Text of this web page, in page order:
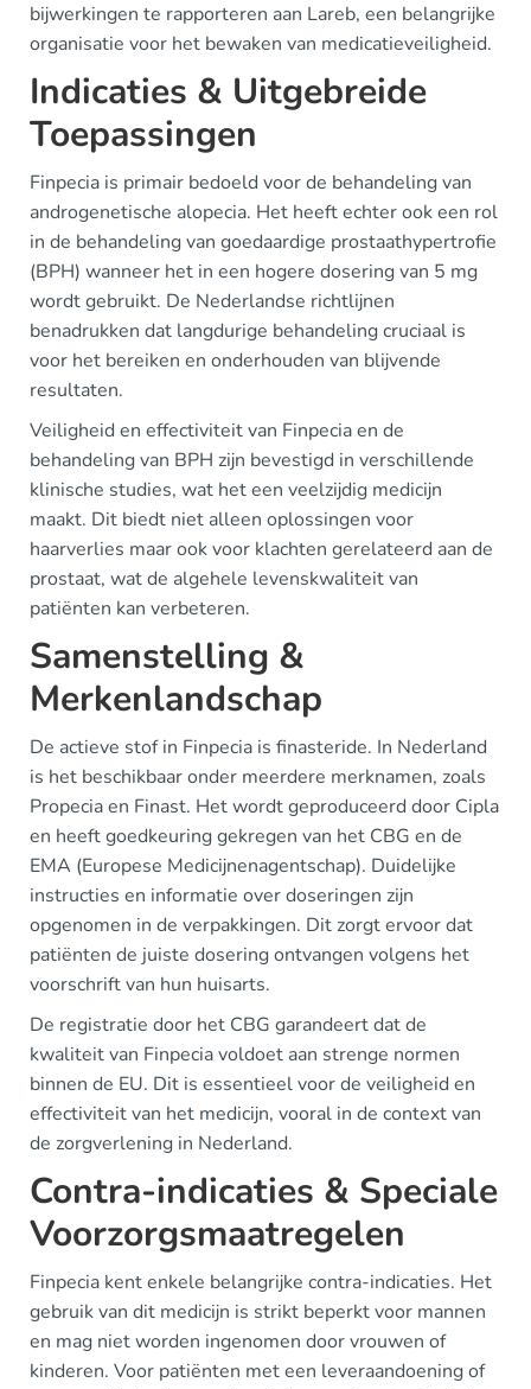
bijwerkingen te rapporteren aan Lareb, een belangrijke
organisatie voor het bewaken van medicatieveiligheid.
Indicaties & Uitgebreide
Toepassingen
Finpecia is primair bedoeld voor de behandeling van
androgenetische alopecia. Het heeft echter ook een rol
in de behandeling van goedaardige prostaathypertrofie
(BPH) wanneer het in een hogere dosering van 5 mg
wordt gebruikt. De Nederlandse richtlijnen
benadrukken dat langdurige behandeling cruciaal is
voor het bereiken en onderhouden van blijvende
resultaten.
Veiligheid en effectiviteit van Finpecia en de
behandeling van BPH zijn bevestigd in verschillende
klinische studies, wat het een veelzijdig medicijn
maakt. Dit biedt niet alleen oplossingen voor
haarverlies maar ook voor klachten gerelateerd aan de
prostaat, wat de algehele levenskwaliteit van
patiënten kan verbeteren.
Samenstelling &
Merkenlandschap
De actieve stof in Finpecia is finasteride. In Nederland
is het beschikbaar onder meerdere merknamen, zoals
Propecia en Finast. Het wordt geproduceerd door Cipla
en heeft goedkeuring gekregen van het CBG en de
EMA (Europese Medicijnenagentschap). Duidelijke
instructies en informatie over doseringen zijn
opgenomen in de verpakkingen. Dit zorgt ervoor dat
patiënten de juiste dosering ontvangen volgens het
voorschrift van hun huisarts.
De registratie door het CBG garandeert dat de
kwaliteit van Finpecia voldoet aan strenge normen
binnen de EU. Dit is essentieel voor de veiligheid en
effectiviteit van het medicijn, vooral in de context van
de zorgverlening in Nederland.
Contra-indicaties & Speciale
Voorzorgsmaatregelen
Finpecia kent enkele belangrijke contra-indicaties. Het
gebruik van dit medicijn is strikt beperkt voor mannen
en mag niet worden ingenomen door vrouwen of
kinderen. Voor patiënten met een leveraandoening of